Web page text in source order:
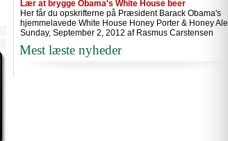
Lær at brygge Obama's White House beer
Her får du opskrifterne på Præsident Barack Obama's
hjemmelavede White House Honey Porter & Honey Ale
Sunday, September 2, 2012 af Rasmus Carstensen
Mest læste nyheder